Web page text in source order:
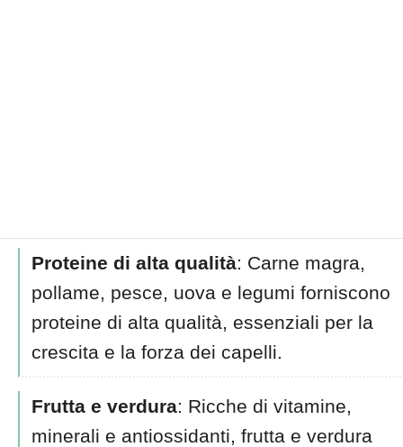
Proteine di alta qualità: Carne magra,
pollame, pesce, uova e legumi forniscono
proteine di alta qualità, essenziali per la
crescita e la forza dei capelli.
Frutta e verdura: Ricche di vitamine,
minerali e antiossidanti, frutta e verdura